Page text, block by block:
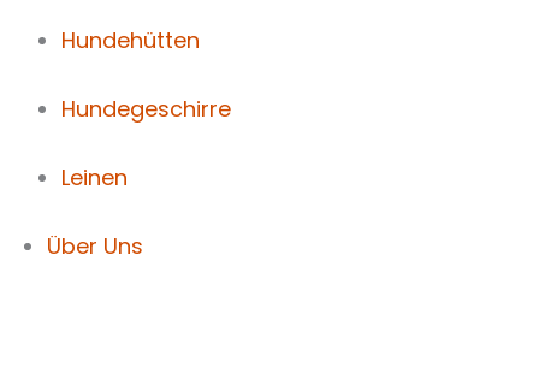
Hundehütten
Hundegeschirre
Leinen
Über Uns